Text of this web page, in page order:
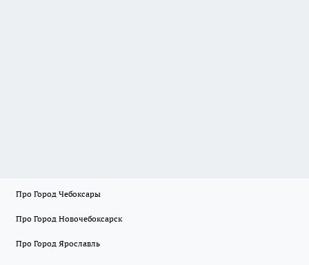
Про Город Чебоксары
Про Город Новочебоксарск
Про Город Ярославль